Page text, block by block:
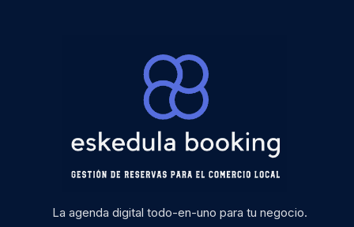
La agenda digital todo-en-uno para tu negocio.